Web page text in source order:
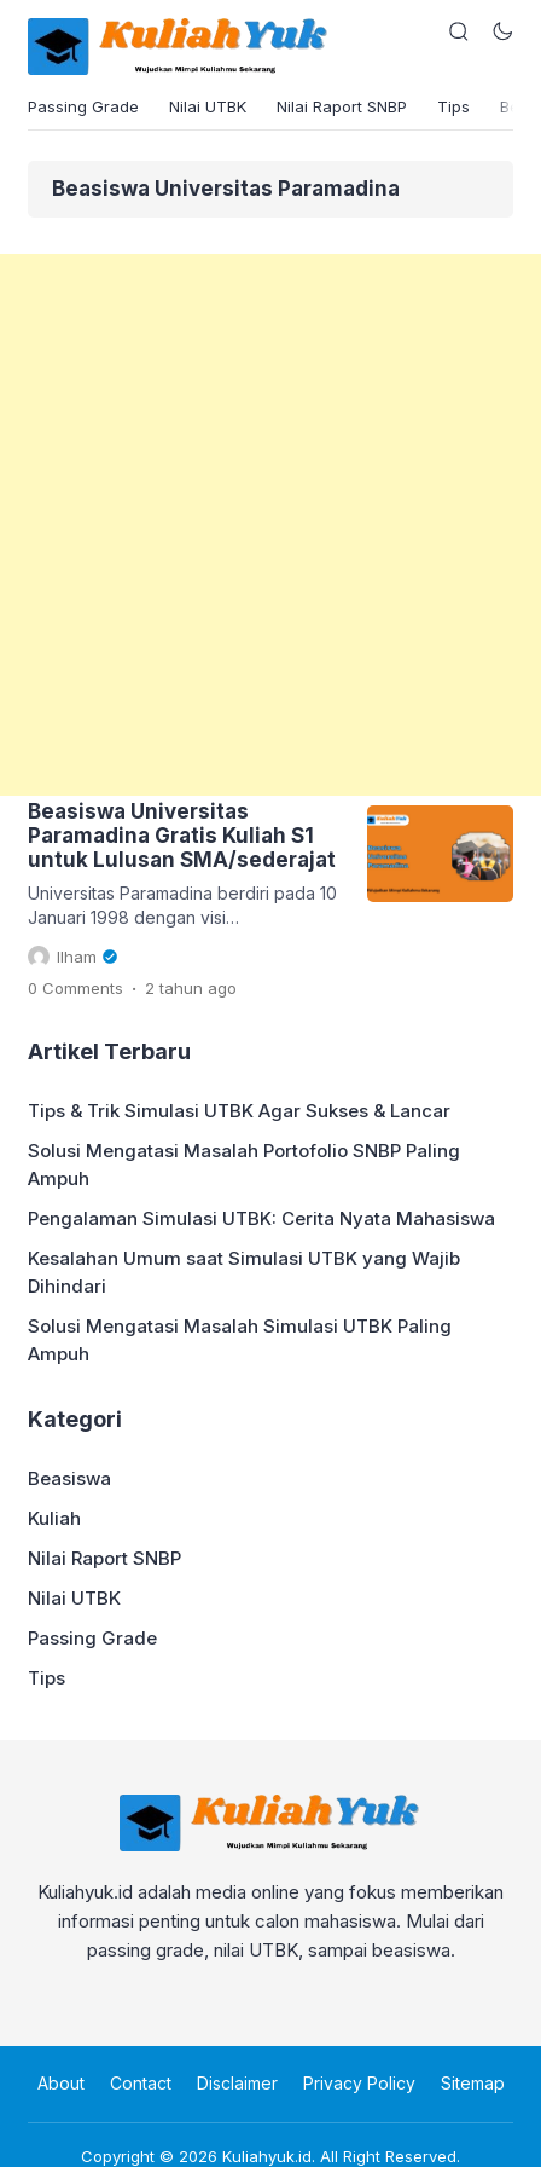
Passing Grade Nilai UTBK Nilai Raport SNBP Tips
Beasiswa Universitas Paramadina
Beasiswa Universitas
Paramadina Gratis Kuliah S1
untuk Lulusan SMA/sederajat
Universitas Paramadina berdiri pada 10
Januari 1998 dengan visi
mengembangkan ilmu pengetahuan
rekayasa yang berlandaskan akhlak
mulia. Kampus ini berkomitmen
berakhlak, dan mampu memberikan
dampak positif bagi kebahagiaan umat
Paramadina memiliki tiga lokasi kampus,
Paramadina menawarkan berbagai
pilihan program studi yang mencakup:
Paramadina […]
Ilham
0 Comments . 2 tahun ago
Artikel Terbaru
Tips & Trik Simulasi UTBK Agar Sukses & Lancar
Solusi Mengatasi Masalah Portofolio SNBP Paling
Ampuh
Pengalaman Simulasi UTBK: Cerita Nyata Mahasiswa
Kesalahan Umum saat Simulasi UTBK yang Wajib
Dihindari
Solusi Mengatasi Masalah Simulasi UTBK Paling
Ampuh
Kategori
Beasiswa
Kuliah
Nilai Raport SNBP
Nilai UTBK
Passing Grade
Tips
Kuliahyuk.id adalah media online yang fokus memberikan
informasi penting untuk calon mahasiswa. Mulai dari
passing grade, nilai UTBK, sampai beasiswa.
About Contact Disclaimer Privacy Policy Sitemap
Copyright © 2026 Kuliahyuk.id. All Right Reserved.